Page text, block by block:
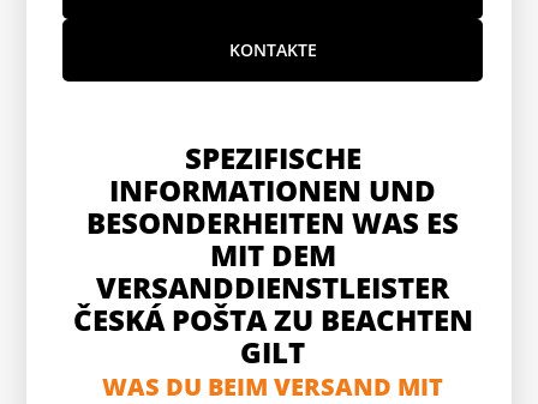
KONTAKTE
SPEZIFISCHE
INFORMATIONEN UND
BESONDERHEITEN WAS ES
MIT DEM
VERSANDDIENSTLEISTER
ČESKÁ POŠTA ZU BEACHTEN
GILT
WAS DU BEIM VERSAND MIT